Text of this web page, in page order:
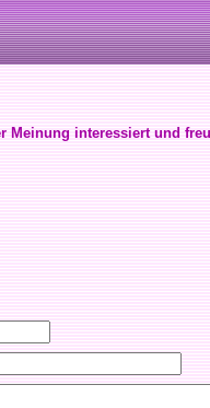
Meinung interessiert und